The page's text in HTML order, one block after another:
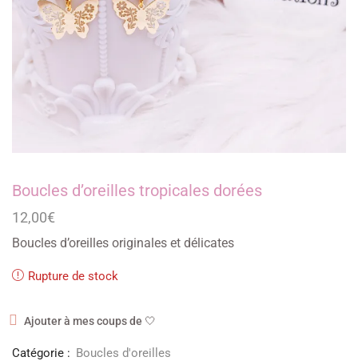
Boucles d’oreilles tropicales dorées
12,00€
Boucles d’oreilles originales et délicates
Rupture de stock
Ajouter à mes coups de 🤍
Catégorie : Boucles d'oreilles